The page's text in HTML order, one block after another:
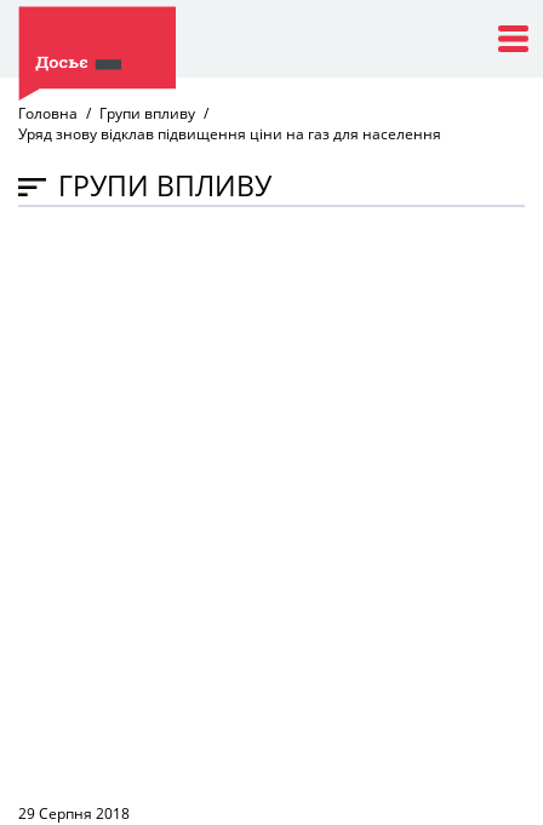
Головна
Групи впливу
Уряд знову відклав підвищення ціни на газ для населення
ГРУПИ ВПЛИВУ
29 Серпня 2018